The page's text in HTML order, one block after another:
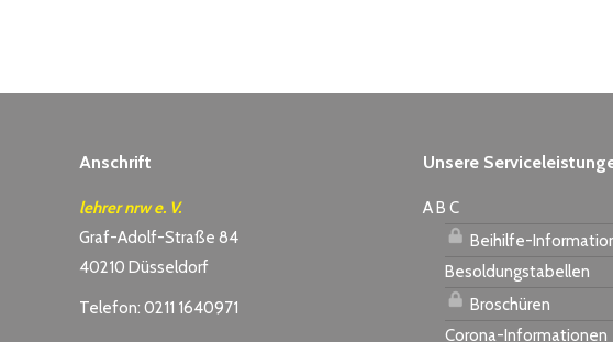
Anschrift
lehrer nrw e. V.
Graf-Adolf-Straße 84
40210 Düsseldorf
Telefon: 0211 1640971
Unsere
A B C
Beihilfe-
Besoldungstabellen
Broschüren
Corona-Informationen